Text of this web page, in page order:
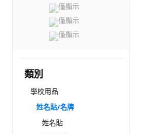
僅顯示
僅顯示
僅顯示
類別
學校用品
姓名貼/名牌
姓名貼